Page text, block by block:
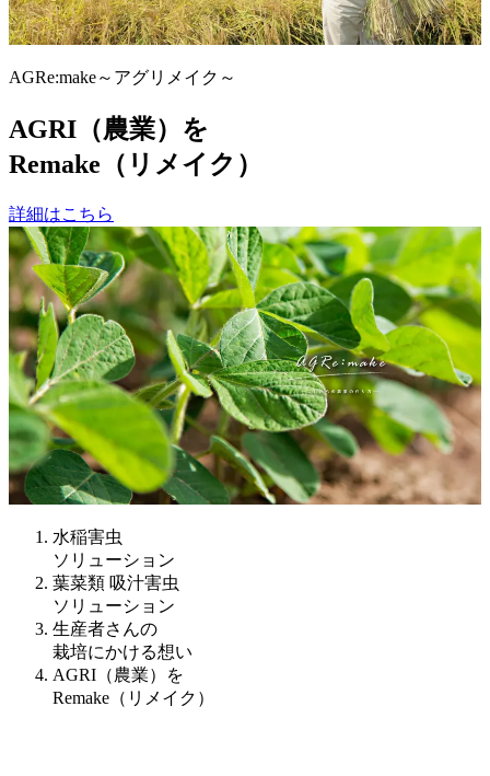
AGRe:make～アグリメイク～
AGRI（農業）を
Remake（リメイク）
詳細はこちら
水稲害虫
ソリューション
葉菜類 吸汁害虫
ソリューション
生産者さんの
栽培にかける想い
AGRI（農業）を
Remake（リメイク）